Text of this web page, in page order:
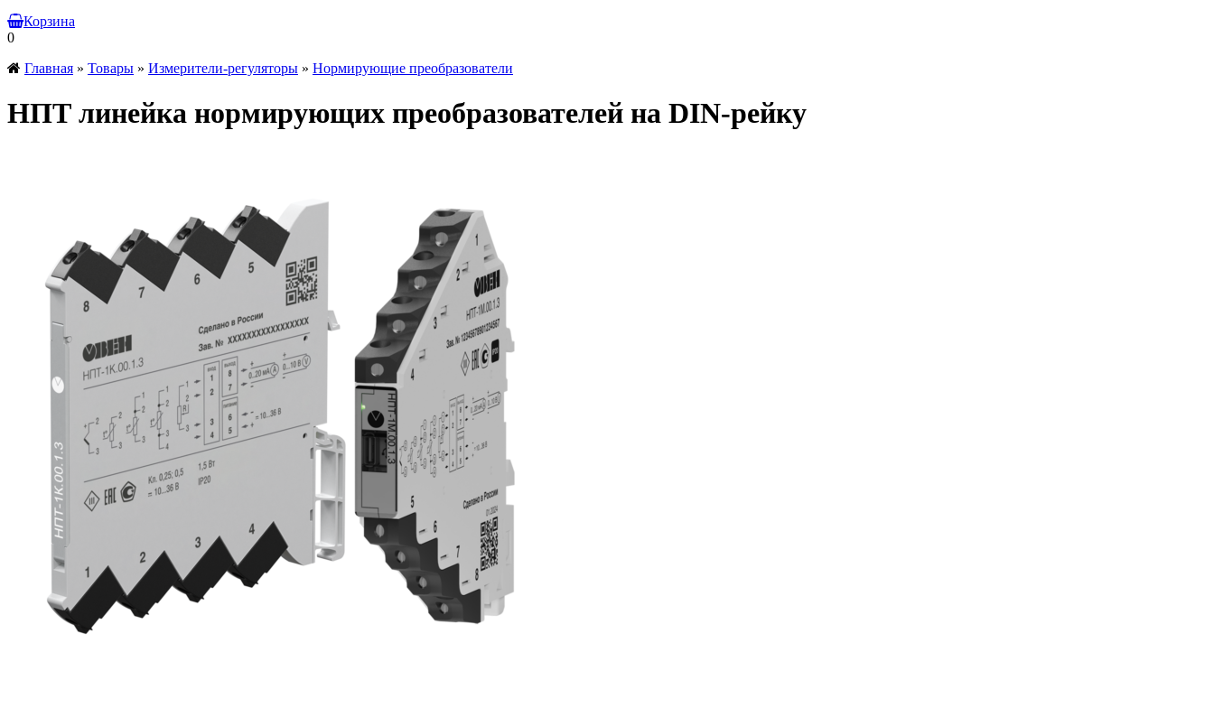
Корзина
0
Главная » Товары » Измерители-регуляторы » Нормирующие преобразователи
НПТ линейка нормирующих преобразователей на DIN-рейку